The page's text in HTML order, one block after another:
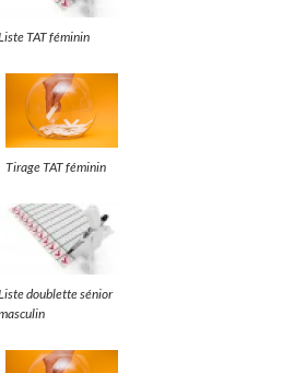
TAT féminin
Tirage TAT féminin
doublette sénior